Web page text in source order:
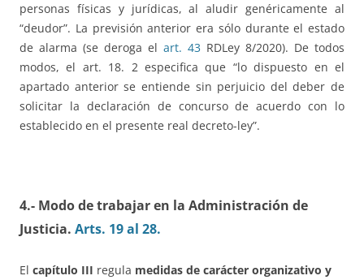
personas físicas y jurídicas, al aludir genéricamente al
“deudor”. La previsión anterior era sólo durante el estado
de alarma (se deroga el art. 43 RDLey 8/2020). De todos
modos, el art. 18. 2 especifica que “lo dispuesto en el
apartado anterior se entiende sin perjuicio del deber de
solicitar la declaración de concurso de acuerdo con lo
establecido en el presente real decreto-ley”.
4.- Modo de trabajar en la Administración de
Justicia. Arts. 19 al 28.
El capítulo III regula medidas de carácter organizativo y